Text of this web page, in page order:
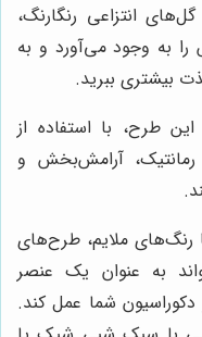
انتزاعی رنگارنگ،
به وجود می‌آورد و به
بیشتری ببرید.
این طرح، با استفاده از
آرامش‌بخش و
رنگ‌های ملایم، طرح‌های
به عنوان یک عنصر
شما عمل کند.